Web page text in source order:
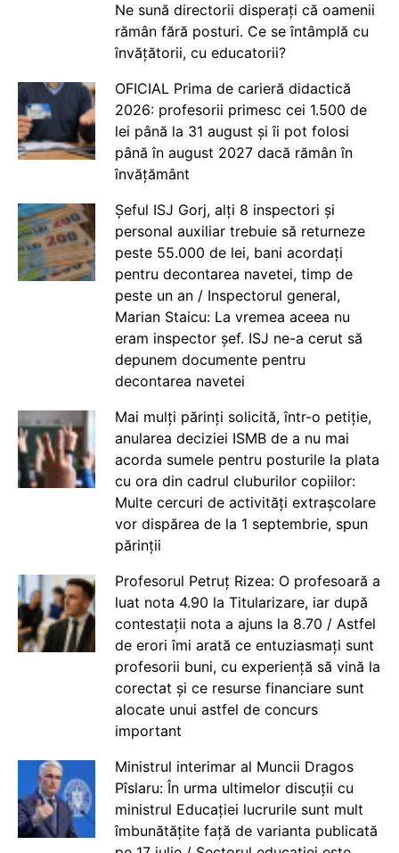
Ne sună directorii disperați că oamenii
rămân fără posturi. Ce se întâmplă cu
învățătorii, cu educatorii?
OFICIAL Prima de carieră didactică
2026: profesorii primesc cei 1.500 de
lei până la 31 august și îi pot folosi
până în august 2027 dacă rămân în
învățământ
Șeful ISJ Gorj, alți 8 inspectori și
personal auxiliar trebuie să returneze
peste 55.000 de lei, bani acordați
pentru decontarea navetei, timp de
peste un an / Inspectorul general,
Marian Staicu: La vremea aceea nu
eram inspector șef. ISJ ne-a cerut să
depunem documente pentru
decontarea navetei
Mai mulți părinți solicită, într-o petiție,
anularea deciziei ISMB de a nu mai
acorda sumele pentru posturile la plata
cu ora din cadrul cluburilor copiilor:
Multe cercuri de activități extrașcolare
vor dispărea de la 1 septembrie, spun
părinții
Profesorul Petruț Rizea: O profesoară a
luat nota 4.90 la Titularizare, iar după
contestații nota a ajuns la 8.70 / Astfel
de erori îmi arată ce entuziasmați sunt
profesorii buni, cu experiență să vină la
corectat și ce resurse financiare sunt
alocate unui astfel de concurs
important
Ministrul interimar al Muncii Dragos
Pîslaru: În urma ultimelor discuții cu
ministrul Educației lucrurile sunt mult
îmbunătățite față de varianta publicată